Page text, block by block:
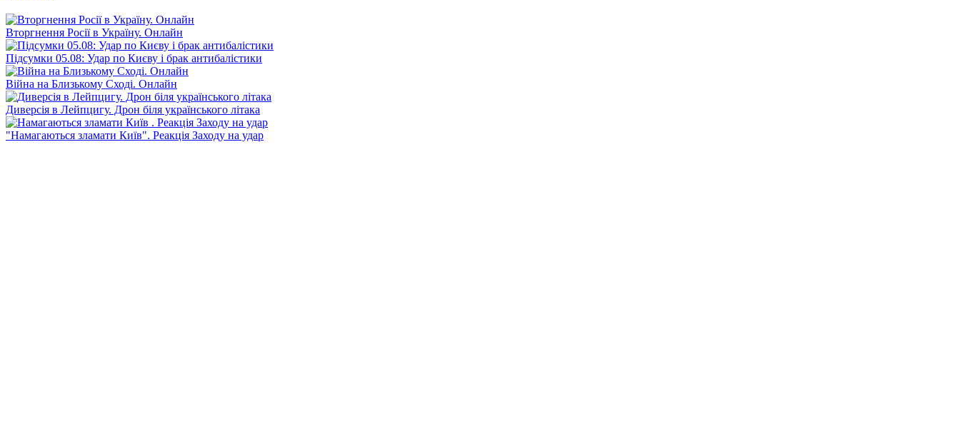
Вторгнення Росії в Україну. Онлайн
Підсумки 05.08: Удар по Києву і брак антибалістики
Війна на Близькому Сході. Онлайн
Диверсія в Лейпцигу. Дрон біля українського літака
"Намагаються зламати Київ". Реакція Заходу на удар